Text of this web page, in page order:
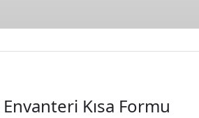
Kısa Formu